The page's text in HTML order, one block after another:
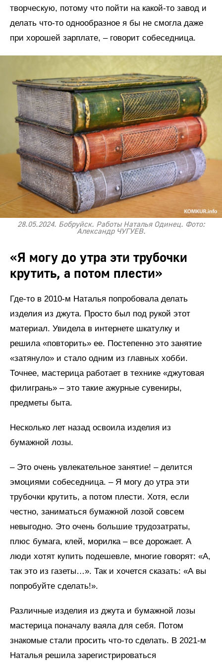
творческую, потому что пойти на какой-то завод и
делать что-то однообразное я бы не смогла даже
при хорошей зарплате, – говорит собеседница.
28.05.2024. Бобруйск. Работы Наталья Одинец. Фото:
Александр ЧУГУЕВ.
«Я могу до утра эти трубочки
крутить, а потом плести»
Где-то в 2010-м Наталья попробовала делать
изделия из джута. Просто был под рукой этот
материал. Увидела в интернете шкатулку и
решила «повторить» ее. Постепенно это занятие
«затянуло» и стало одним из главных хобби.
Точнее, мастерица работает в технике «джутовая
филигрань» – это такие ажурные сувениры,
предметы быта.
Несколько лет назад освоила изделия из
бумажной лозы.
– Это очень увлекательное занятие! – делится
эмоциями собеседница. – Я могу до утра эти
трубочки крутить, а потом плести. Хотя, если
честно, заниматься бумажной лозой совсем
невыгодно. Это очень большие трудозатраты,
плюс бумага, клей, морилка – все дорожает. А
люди хотят купить подешевле, многие говорят: «А,
так это из газеты…». Так и хочется сказать: «А вы
попробуйте сделать!».
Различные изделия из джута и бумажной лозы
мастерица поначалу ваяла для себя. Потом
знакомые стали просить что-то сделать. В 2021-м
Наталья решила зарегистрироваться